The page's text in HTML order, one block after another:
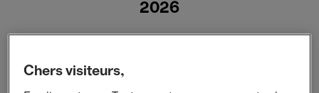
2026
Chers visiteurs,